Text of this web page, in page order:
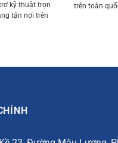
kỹ thuật trọn
tận nơi trên
trên toàn